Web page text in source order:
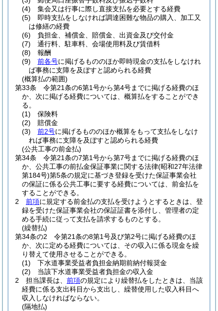
(4)
集会又は行事に際し直接支払を必要とする経費
(5)
即時支払をしなければ調達困難な物品の購入、加工又
は修繕の経費
(6)
負担金、補償金、賠償金、出資金及び交付金
(7)
通行料、駐車料、会場使用料及び賃借料
(8)
報酬
(9)
前各号に掲げるもののほか即時現金の支払をしなけれ
ば事務に支障を及ぼすと認められる経費
(概算払の範囲)
第33条
令第21条の6第1号から第4号までに掲げる経費のほ
か、次に掲げる経費については、概算払をすることができ
る。
(1)
保険料
(2)
賠償金
(3)
前2号に掲げるもののほか概算をもって支払をしなけ
れば事務に支障を及ぼすと認められる経費
(公共工事の前金払)
第34条
令第21条の7第1号から第7号までに掲げる経費のほ
か、公共工事の前払金保証事業に関する法律(昭和27年法律
第184号)第5条の規定に基づき登録を受けた保証事業会社
の保証に係る公共工事に要する経費については、前金払を
することができる。
2
前項に規定する前金払の支払を受けようとするときは、登
録を受けた保証事業会社の保証証書を添付し、管理者の定
める手続に従って支払を請求するものとする。
(繰替払)
第34条の2
令第21条の8第1号及び第2号に掲げる経費のほ
か、次に定める経費については、その収入に係る現金を繰
り替えて使用させることができる。
(1)
下水道事業受益者負担金納期前納付報奨金
(2)
当該下水道事業受益者負担金の収入金
2
担当課長は、 前項の規定により繰替払をしたときは、当該
経費に係る支出科目から支出し、繰替使用した収入科目へ
収入しなければならない。
(隔地払)